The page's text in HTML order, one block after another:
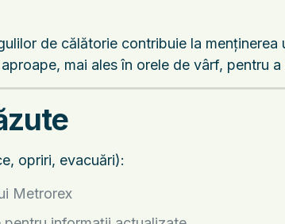
de călătorie contribuie la
mai ales în orele de vârf, pentru
opriri, evacuări):
Metrorex